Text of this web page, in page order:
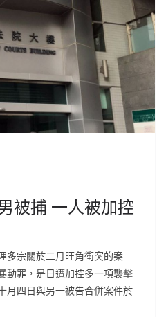
被捕 一人被加控
多宗關於二月旺角衝突的案
動罪，是日遭加控多一項襲擊
月四日與另一被告合併案件於